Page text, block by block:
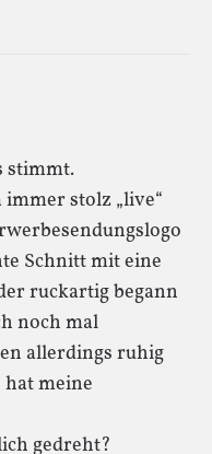
stimmt.
stolz „live“
Schnitt mit eine
ruckartig begann
noch mal
allerdings ruhig
meine
gedreht?